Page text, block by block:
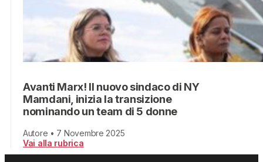
Avanti Marx! Il nuovo sindaco di NY
Mamdani, inizia la transizione
nominando un team di 5 donne
Autore • 7 Novembre 2025
Vai alla rubrica